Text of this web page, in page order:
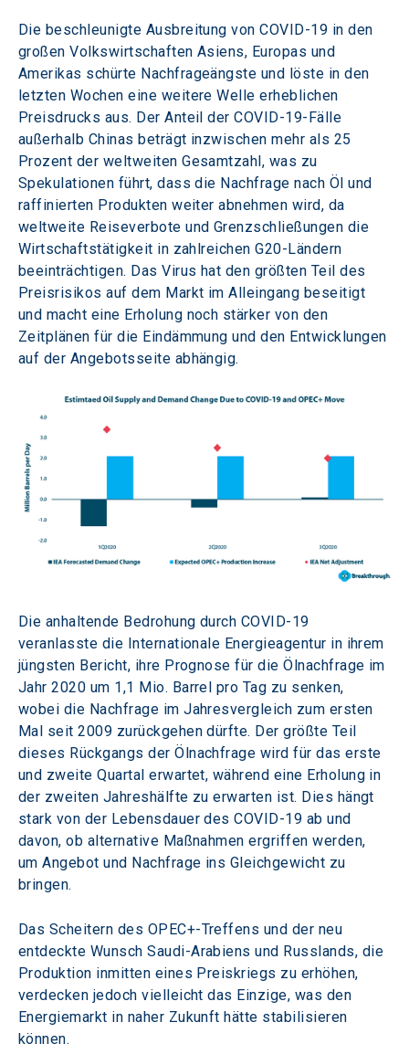
Die beschleunigte Ausbreitung von COVID-19 in den
großen Volkswirtschaften Asiens, Europas und
Amerikas schürte Nachfrageängste und löste in den
letzten Wochen eine weitere Welle erheblichen
Preisdrucks aus. Der Anteil der COVID-19-Fälle
außerhalb Chinas beträgt inzwischen mehr als 25
Prozent der weltweiten Gesamtzahl, was zu
Spekulationen führt, dass die Nachfrage nach Öl und
raffinierten Produkten weiter abnehmen wird, da
weltweite Reiseverbote und Grenzschließungen die
Wirtschaftstätigkeit in zahlreichen G20-Ländern
beeinträchtigen. Das Virus hat den größten Teil des
Preisrisikos auf dem Markt im Alleingang beseitigt
und macht eine Erholung noch stärker von den
Zeitplänen für die Eindämmung und den Entwicklungen
auf der Angebotsseite abhängig.
Die anhaltende Bedrohung durch COVID-19
veranlasste die Internationale Energieagentur in ihrem
jüngsten Bericht, ihre Prognose für die Ölnachfrage im
Jahr 2020 um 1,1 Mio. Barrel pro Tag zu senken,
wobei die Nachfrage im Jahresvergleich zum ersten
Mal seit 2009 zurückgehen dürfte. Der größte Teil
dieses Rückgangs der Ölnachfrage wird für das erste
und zweite Quartal erwartet, während eine Erholung in
der zweiten Jahreshälfte zu erwarten ist. Dies hängt
stark von der Lebensdauer des COVID-19 ab und
davon, ob alternative Maßnahmen ergriffen werden,
um Angebot und Nachfrage ins Gleichgewicht zu
bringen.
Das Scheitern des OPEC+-Treffens und der neu
entdeckte Wunsch Saudi-Arabiens und Russlands, die
Produktion inmitten eines Preiskriegs zu erhöhen,
verdecken jedoch vielleicht das Einzige, was den
Energiemarkt in naher Zukunft hätte stabilisieren
können.